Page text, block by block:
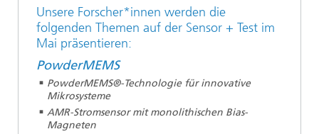
Unsere Forscher*innen werden die
folgenden Themen auf der Sensor + Test im
Mai präsentieren:
PowderMEMS
PowderMEMS®-Technologie für innovative
Mikrosysteme
AMR-Stromsensor mit monolithischen Bias-
Magneten